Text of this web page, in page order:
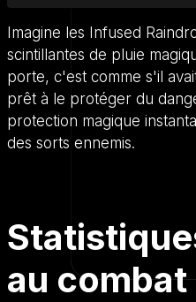
Imagine les Infused
scintillantes de pluie
porte, c'est comme s'il
prêt à le protéger du
protection magique
des sorts ennemis.
au combat